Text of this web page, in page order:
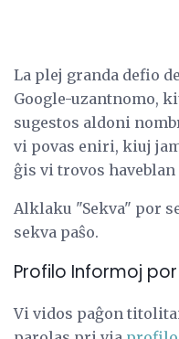
La plej granda defio
Google-uzantnomo,
sugestos aldoni
vi povas eniri, kiuj
ĝis vi trovos
Alklaku "Sekva" por
sekva paŝo.
Profilo Informoj
Vi vidos paĝon